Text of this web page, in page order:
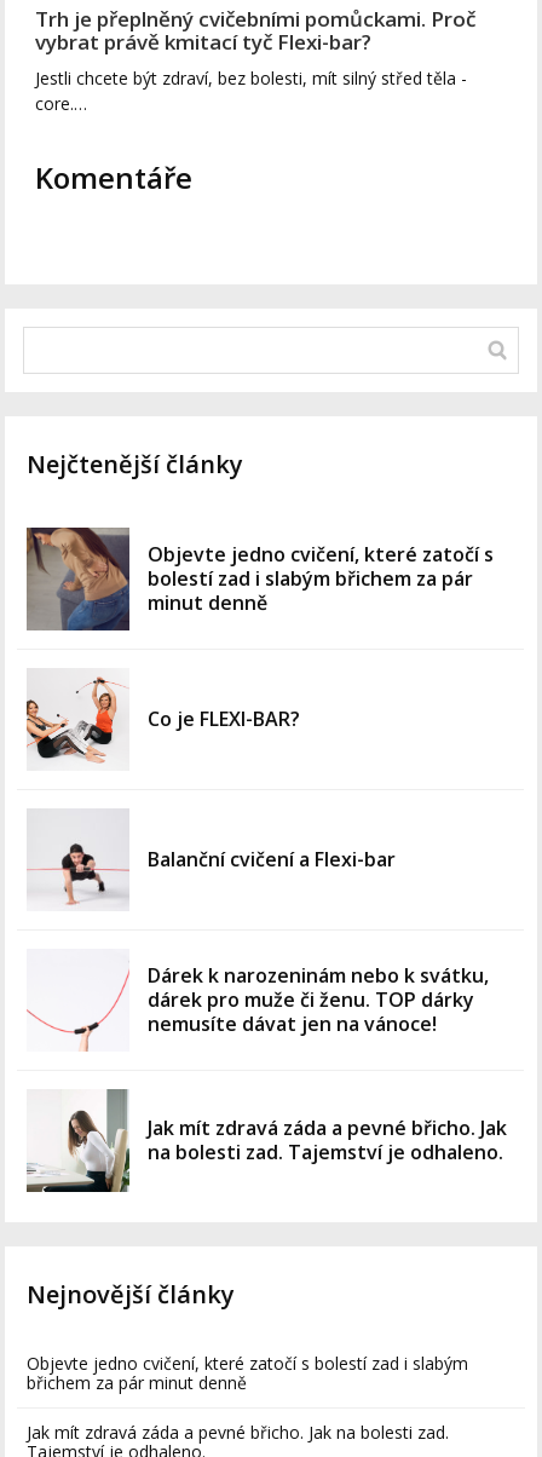
Trh je přeplněný cvičebními pomůckami. Proč
vybrat právě kmitací tyč Flexi-bar?
Jestli chcete být zdraví, bez bolesti, mít silný střed těla -
core.…
Komentáře
Nejčtenější články
Objevte jedno cvičení, které zatočí s
bolestí zad i slabým břichem za pár
minut denně
Co je FLEXI-BAR?
Balanční cvičení a Flexi-bar
Dárek k narozeninám nebo k svátku,
dárek pro muže či ženu. TOP dárky
nemusíte dávat jen na vánoce!
Jak mít zdravá záda a pevné břicho. Jak
na bolesti zad. Tajemství je odhaleno.
Nejnovější články
Objevte jedno cvičení, které zatočí s bolestí zad i slabým
břichem za pár minut denně
Jak mít zdravá záda a pevné břicho. Jak na bolesti zad.
Tajemství je odhaleno.